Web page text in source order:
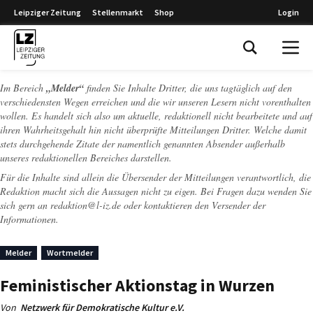
Leipziger Zeitung Stellenmarkt Shop Login
Im Bereich „Melder“ finden Sie Inhalte Dritter, die uns tagtäglich auf den
verschiedensten Wegen erreichen und die wir unseren Lesern nicht vorenthalten
wollen. Es handelt sich also um aktuelle, redaktionell nicht bearbeitete und auf
ihren Wahrheitsgehalt hin nicht überprüfte Mitteilungen Dritter. Welche damit
stets durchgehende Zitate der namentlich genannten Absender außerhalb
unseres redaktionellen Bereiches darstellen.
Für die Inhalte sind allein die Übersender der Mitteilungen verantwortlich, die
Redaktion macht sich die Aussagen nicht zu eigen. Bei Fragen dazu wenden Sie
sich gern an redaktion@l-iz.de oder kontaktieren den Versender der
Informationen.
Melder Wortmelder
Feministischer Aktionstag in Wurzen
Von Netzwerk für Demokratische Kultur e.V.